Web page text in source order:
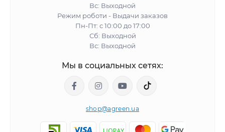
Вс: Выходной
Режим роботи - Выдачи заказов
Пн-Пт: с 10:00 до 17:00
Сб: Выходной
Вс: Выходной
Мы в социальных сетях:
shop@agreen.ua